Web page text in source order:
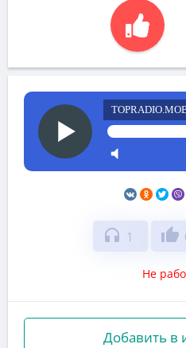
headphones 1 thumb_up
Не
Добавить в